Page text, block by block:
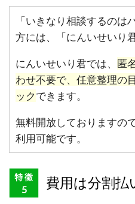
「いきなり相談するのは
方には、「にんいせいり
にんいせいり君では、 匿
わせ不要で、任意整理の
ックできます。
無料開放しておりますの
利用可能です。
費用は分割払